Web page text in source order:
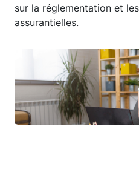
sur la réglementation et
assurantielles.